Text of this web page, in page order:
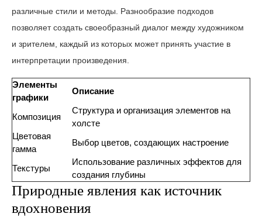
различные стили и методы. Разнообразие подходов
позволяет создать своеобразный диалог между художником
и зрителем, каждый из которых может принять участие в
интерпретации произведения.
Элементы
графики
Описание
Композиция
Структура и организация элементов на
холсте
Цветовая
гамма
Выбор цветов, создающих настроение
Текстуры
Использование различных эффектов для
создания глубины
Природные явления как источник
вдохновения